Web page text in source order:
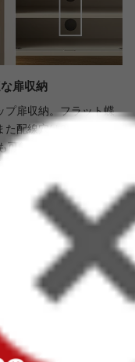
扉収納
プ扉収納。フラット蝶
配線穴は2箇所設置し
可能。機械類が隠せる
も安心してお使いい